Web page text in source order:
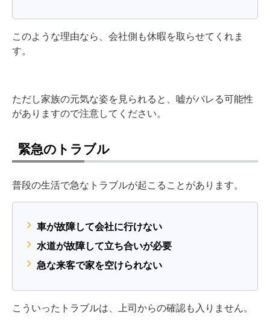
このような理由なら、会社側も休暇を取らせてくれま
す。
ただし家族の元気な姿を見られると、嘘がバレる可能性
がありますので注意してください。
緊急のトラブル
普段の生活で急なトラブルが起こることがあります。
車が故障して会社に行けない
水道が故障して立ち合いが必要
急な来客で家を空けられない
こういったトラブルは、上司からの確認も入りません。